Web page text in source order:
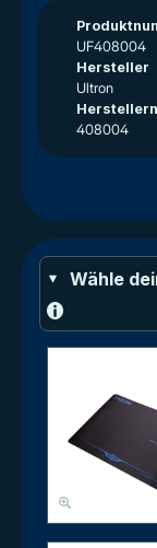
UF408004
Hersteller
Ultron
408004
Wähle